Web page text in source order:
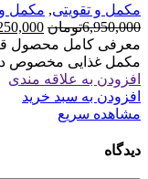
مکمل و تقویتی, مکمل و
6,950,000تومان قیمت
اصلی
بود.
مکمل غذایی مخصوص دختران
افزودن به علاقه مندی
افزودن به سبد خرید
مشاهده سریع
دیدگاه